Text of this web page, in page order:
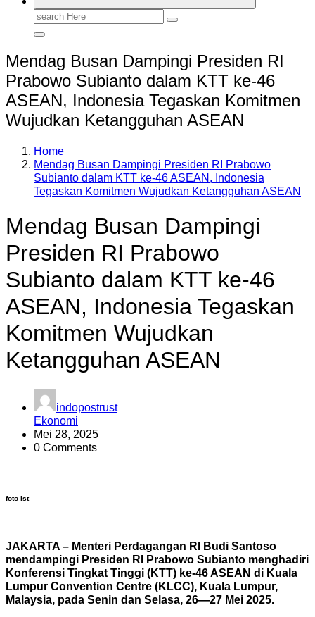
Search
Mendag Busan Dampingi Presiden RI
Prabowo Subianto dalam KTT ke-46
ASEAN, Indonesia Tegaskan Komitmen
Wujudkan Ketangguhan ASEAN
Home
Mendag Busan Dampingi Presiden RI Prabowo
Subianto dalam KTT ke-46 ASEAN, Indonesia
Tegaskan Komitmen Wujudkan Ketangguhan ASEAN
Mendag Busan Dampingi
Presiden RI Prabowo
Subianto dalam KTT ke-46
ASEAN, Indonesia Tegaskan
Komitmen Wujudkan
Ketangguhan ASEAN
indopostrust
Ekonomi
Mei 28, 2025
0 Comments
foto ist
JAKARTA – Menteri Perdagangan RI Budi Santoso
mendampingi Presiden RI Prabowo Subianto menghadiri
Konferensi Tingkat Tinggi (KTT) ke-46 ASEAN di Kuala
Lumpur Convention Centre (KLCC), Kuala Lumpur,
Malaysia, pada Senin dan Selasa, 26—27 Mei 2025.